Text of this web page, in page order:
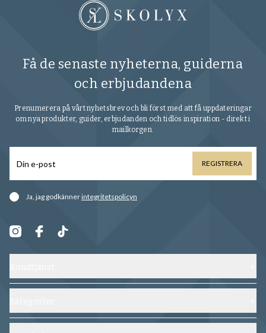
Få de senaste nyheterna, guiderna
och erbjudandena
Prenumerera på vårt nyhetsbrev och bli först med att få uppdateringar
om nya produkter, guider, erbjudanden och tidlös inspiration - direkt i
mailkorgen.
REGISTRERA
Ja, jag godkännerintegritetspolicyn
Kontakta oss
Vanliga frågor
Skor